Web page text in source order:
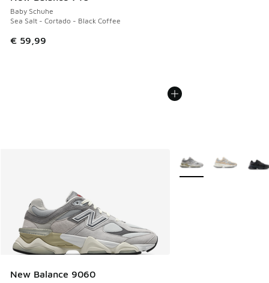
Baby Schuhe
Sea Salt - Cortado - Black Coffee
€ 59,99
New Balance 9060
Weitere Farben